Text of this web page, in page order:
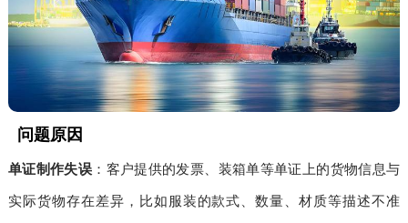
问题原因
单证制作失误 ：客户提供的发票、装箱单等单证上的货物信息与
实际货物存在差异，比如服装的款式、数量、材质等描述不准